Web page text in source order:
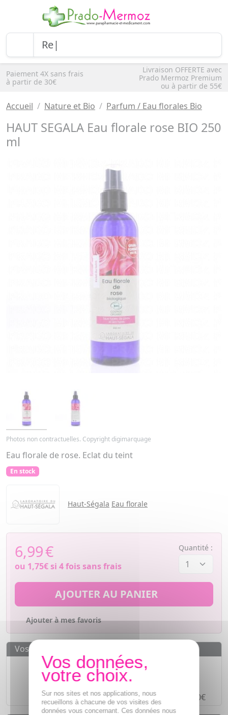
Paiement 4X sans frais
à partir de 30€
Livraison OFFERTE avec
Prado Mermoz Premium
ou à partir de 55€
Accueil Nature et Bio Parfum / Eau florales Bio
HAUT SEGALA Eau florale rose BIO 250
ml
Photos non contractuelles. Copyright digimarquage
Eau florale de rose. Eclat du teint
En stock
Haut-Ségala Eau florale
6,99€
ou 1,75€si 4 fois sans frais
Quantité :
AJOUTER AU PANIER
Ajouter à mes favoris
Vos avantages
Des prixIMBATTABLES
Paiement en ligneSÉCURISÉ
Paiement en4 fois sans fraisà partir de 30€
Sur nos sites et nos applications, nous
recueillons à chacune de vos visites des
données vous concernant. Ces données nous